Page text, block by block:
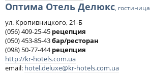
Оптима Отель Делюкс, гостиница
ул. Кропивницкого, 21-Б
(056) 409-25-45 рецепция
(050) 453-85-43бар/ресторан
(098) 50-77-444рецепция
http://kr-hotels.com.ua
email: hotel.deluxe@kr-hotels.com.ua